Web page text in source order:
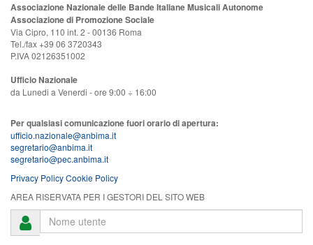
Associazione Nazionale delle Bande Italiane Musicali Autonome
Associazione di Promozione Sociale
Via Cipro, 110 int. 2 - 00136 Roma
Tel./fax +39 06 3720343
P.IVA 02126351002
Ufficio Nazionale
da Lunedi a Venerdi - ore 9:00 ÷ 16:00
Per qualsiasi comunicazione fuori orario di apertura:
ufficio.nazionale@anbima.it
segretario@anbima.it
segretario@pec.anbima.it
Privacy PolicyCookie Policy
AREA RISERVATA PER I GESTORI DEL SITO WEB